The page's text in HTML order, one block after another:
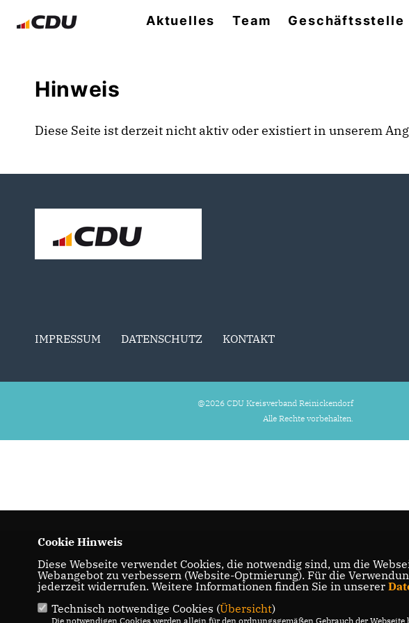
Aktuelles Team Geschäftsstelle
Hinweis
Diese Seite ist derzeit nicht aktiv oder existiert in unserem
IMPRESSUM DATENSCHUTZ KONTAKT
@2026 CDU Kreisverband Reinickendorf
Alle Rechte vorbehalten.
Cookie Hinweis
Diese Webseite verwendet Cookies, die notwendig sind, um die
Webangebot zu verbessern (Website-Optmierung). Für die
jederzeit widerrufen. Weitere Informationen finden Sie in unserer
Technisch notwendige Cookies (Übersicht)
Die notwendigen Cookies werden allein für den ordnungsgemäßen Gebrauch der Webseite